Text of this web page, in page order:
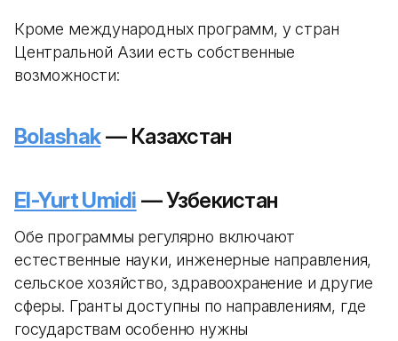
Кроме международных программ, у стран
Центральной Азии есть собственные
возможности:
Bolashak— Казахстан
El-Yurt Umidi — Узбекистан
Обе программы регулярно включают
естественные науки, инженерные направления,
сельское хозяйство, здравоохранение и другие
сферы. Гранты доступны по направлениям, где
государствам особенно нужны